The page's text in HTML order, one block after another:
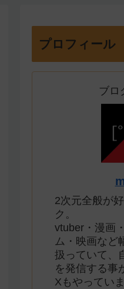
プロフィール
ブロ
2次元全般が
ク。
vtuber・漫画
ム・映画など
扱っていて、
を発信する事
Xもやっていま